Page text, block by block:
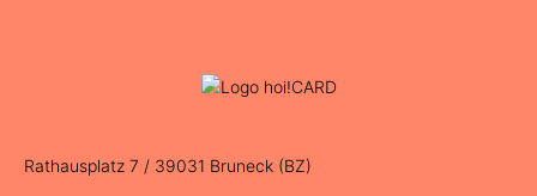
Rathausplatz 7 / 39031 Bruneck (BZ)